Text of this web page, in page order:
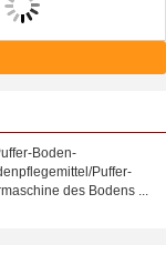
Boden-
Puffer-
des Bodens ...